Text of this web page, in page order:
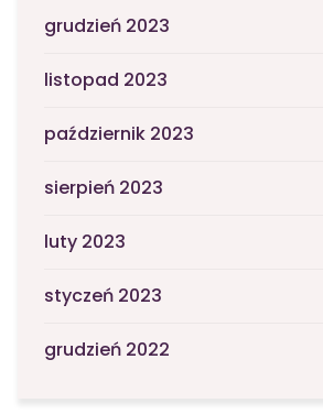
grudzień 2023
listopad 2023
październik 2023
sierpień 2023
luty 2023
styczeń 2023
grudzień 2022